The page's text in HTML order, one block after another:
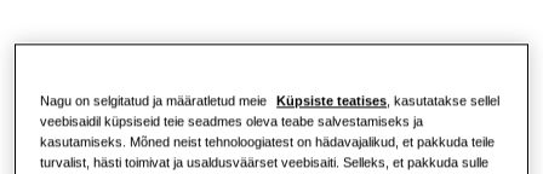
Kliimaseadme lahendused
Mis on soojuspump ja kuidas see
Soojuspumba eelised
Teave Samsungi kohta
Nagu on selgitatud ja määratletud meie Küpsiste teatises , kasutatakse sellel
veebisaidil küpsiseid teie seadmes oleva teabe salvestamiseks ja
kasutamiseks. Mõned neist tehnoloogiatest on hädavajalikud, et pakkuda teile
turvalist, hästi toimivat ja usaldusväärset veebisaiti. Selleks, et pakkuda sulle